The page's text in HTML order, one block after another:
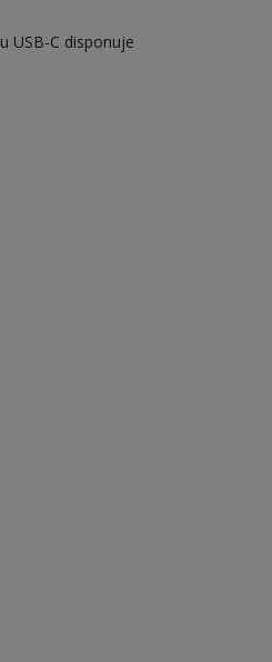
USB-C disponuje